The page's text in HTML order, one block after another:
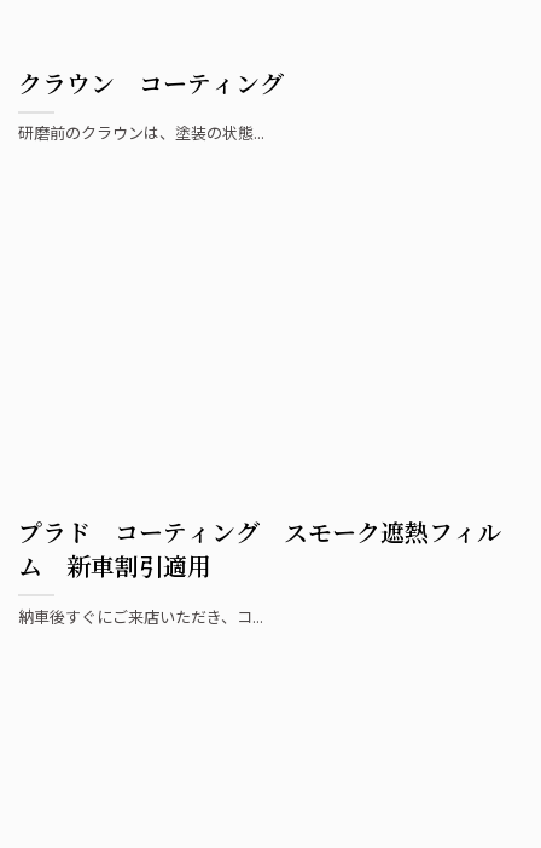
クラウン コーティング
研磨前のクラウンは、塗装の状態...
プラド コーティング スモーク遮熱フィル
ム 新車割引適用
納車後すぐにご来店いただき、コ...